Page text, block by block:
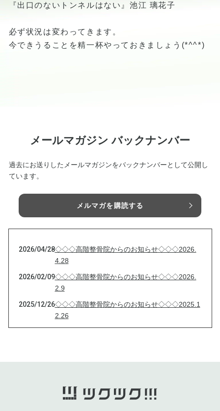
『出口のないトンネルはない』池江 璃花子
必ず状況は変わってきます。
今できうることを精一杯やっておきましょう(*^^*)
メールマガジン バックナンバー
過去にお送りしたメールマガジンをバックナンバーとして公開し
ています。
メルマガを購読する
2026/04/28◇◇◇高階整骨院からのお知らせ◇◇◇2026.
4.28
2026/02/09◇◇◇高階整骨院からのお知らせ◇◇◇2026.
2.9
2025/12/26◇◇◇高階整骨院からのお知らせ◇◇◇2025.1
2.26
◇◇◇高階整骨院からのお知らせ◇◇◇2025.
8.10